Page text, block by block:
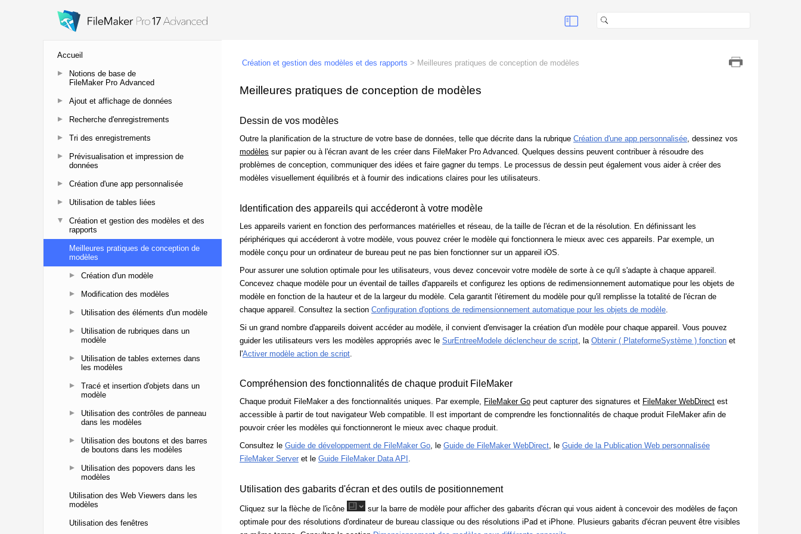
Accueil
Notions de base de
FileMaker Pro Advanced
Ajout et affichage de données
Recherche d'enregistrements
Tri des enregistrements
Prévisualisation et impression de
données
Création d'une app personnalisée
Utilisation de tables liées
Création et gestion des modèles et des
rapports
Meilleures pratiques de conception de
modèles
Création d'un modèle
Modification des modèles
Utilisation des éléments d'un modèle
Utilisation de rubriques dans un
modèle
Utilisation de tables externes dans
les modèles
Tracé et insertion d'objets dans un
modèle
Utilisation des contrôles de panneau
dans les modèles
Utilisation des boutons et des barres
de boutons dans les modèles
Utilisation des popovers dans les
modèles
Utilisation des Web Viewers dans les
modèles
Utilisation des fenêtres